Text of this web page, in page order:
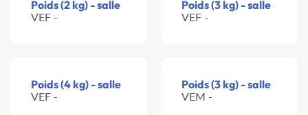
Poids (2 kg) - salle
VEF -
Poids (3 kg) - salle
VEF -
Poids (4 kg) - salle
VEF -
Poids (3 kg) - salle
VEM -